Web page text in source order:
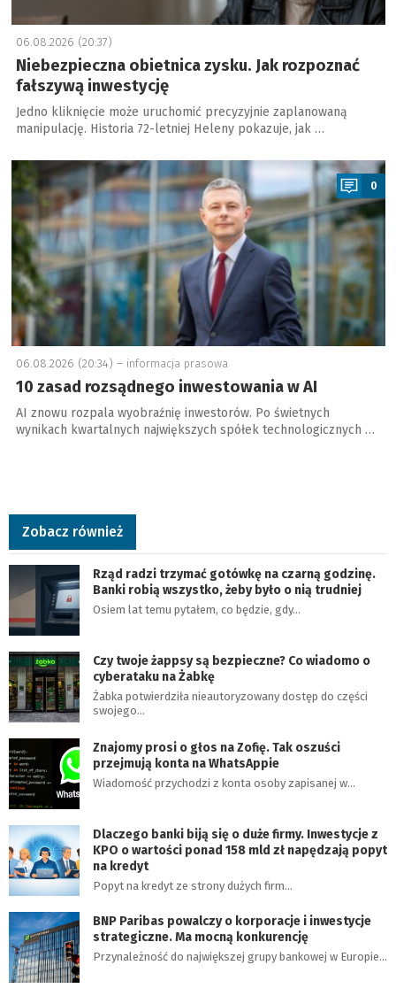
06.08.2026 (20:37)
Niebezpieczna obietnica zysku. Jak rozpoznać
fałszywą inwestycję
Jedno kliknięcie może uruchomić precyzyjnie zaplanowaną
manipulację. Historia 72-letniej Heleny pokazuje, jak …
a
0
06.08.2026 (20:34) – informacja prasowa
10 zasad rozsądnego inwestowania w AI
AI znowu rozpala wyobraźnię inwestorów. Po świetnych
wynikach kwartalnych największych spółek technologicznych …
Zobacz również
Rząd radzi trzymać gotówkę na czarną godzinę.
Banki robią wszystko, żeby było o nią trudniej
Osiem lat temu pytałem, co będzie, gdy…
Czy twoje żappsy są bezpieczne? Co wiadomo o
cyberataku na Żabkę
Żabka potwierdziła nieautoryzowany dostęp do części
swojego…
Znajomy prosi o głos na Zofię. Tak oszuści
przejmują konta na WhatsAppie
Wiadomość przychodzi z konta osoby zapisanej w…
Dlaczego banki biją się o duże firmy. Inwestycje z
KPO o wartości ponad 158 mld zł napędzają popyt
na kredyt
Popyt na kredyt ze strony dużych firm…
BNP Paribas powalczy o korporacje i inwestycje
strategiczne. Ma mocną konkurencję
Przynależność do największej grupy bankowej w Europie…